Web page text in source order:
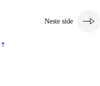
Neste side